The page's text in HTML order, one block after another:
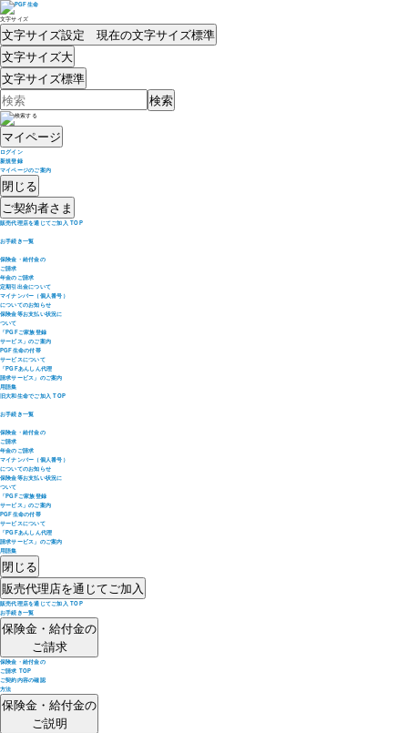
文字サイズ
文字サイズ設定 現在の文字サイズ標準
文字サイズ大
文字サイズ標準
マイページ
ログイン
新規登録
マイページのご案内
閉じる
ご契約者さま
販売代理店を通じてご加入 TOP
お手続き一覧
保険金・給付金の
ご請求
年金のご請求
定期引出金について
マイナンバー（個人番号）
についてのお知らせ
保険金等お支払い状況に
ついて
「PGFご家族登録
サービス」のご案内
PGF生命の付帯
サービスについて
「PGFあんしん代理
請求サービス」のご案内
用語集
旧大和生命でご加入 TOP
お手続き一覧
保険金・給付金の
ご請求
年金のご請求
マイナンバー（個人番号）
についてのお知らせ
保険金等お支払い状況に
ついて
「PGFご家族登録
サービス」のご案内
PGF生命の付帯
サービスについて
「PGFあんしん代理
請求サービス」のご案内
用語集
閉じる
販売代理店を通じてご加入
販売代理店を通じてご加入 TOP
お手続き一覧
保険金・給付金の
ご請求
保険金・給付金の
ご請求 TOP
ご契約内容の確認
方法
保険金・給付金の
ご説明